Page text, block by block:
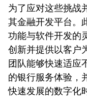
为了应对这些挑战
其金融开发平台。
功能与软件开发的
创新并提供以客户
团队能够快速适应
的银行服务体验，
快速发展的数字化